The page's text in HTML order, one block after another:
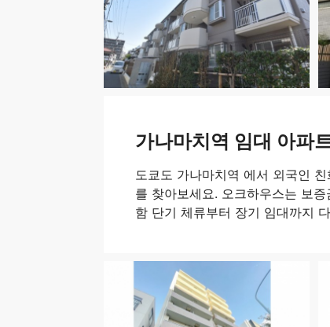
가나마치역 임대 아파
도쿄도 가나마치역 에서 외국인
를 찾아보세요. 오크하우스는 보
함 단기 체류부터 장기 임대까지